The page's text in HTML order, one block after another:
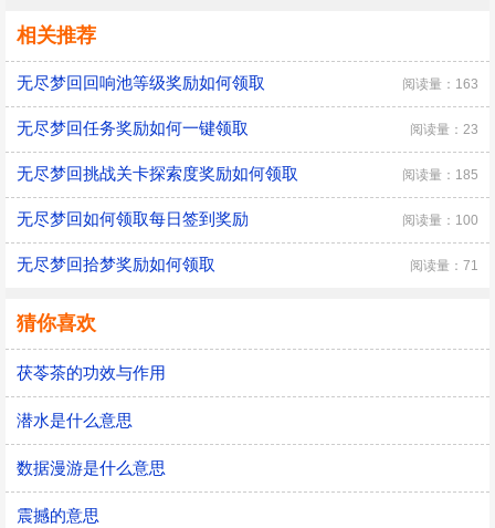
相关推荐
无尽梦回回响池等级奖励如何领取 阅读量：163
无尽梦回任务奖励如何一键领取 阅读量：23
无尽梦回挑战关卡探索度奖励如何领取 阅读量：185
无尽梦回如何领取每日签到奖励 阅读量：100
无尽梦回拾梦奖励如何领取 阅读量：71
猜你喜欢
茯苓茶的功效与作用
潜水是什么意思
数据漫游是什么意思
震撼的意思